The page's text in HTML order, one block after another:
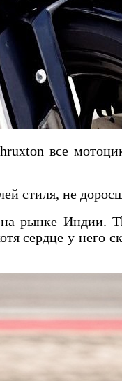
все
стиля, не
на рынке Индии.
сердце у него